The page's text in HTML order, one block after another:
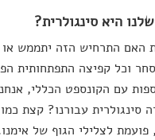
היא סינגולרית?
האם התרחיש הזה יתממש
וכל קפיצה התפתחותית
עם הקונספט הכללי,
סינגולרית עבורנו? קצת
פועמת לצלילי הגוף של